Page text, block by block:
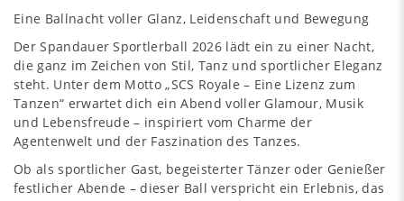
Eine Ballnacht voller Glanz, Leidenschaft und Bewegung
Der Spandauer Sportlerball 2026 lädt ein zu einer Nacht,
die ganz im Zeichen von Stil, Tanz und sportlicher Eleganz
steht. Unter dem Motto „SCS Royale – Eine Lizenz zum
Tanzen“ erwartet dich ein Abend voller Glamour, Musik
und Lebensfreude – inspiriert vom Charme der
Agentenwelt und der Faszination des Tanzes.
Ob als sportlicher Gast, begeisterter Tänzer oder Genießer
festlicher Abende – dieser Ball verspricht ein Erlebnis, das